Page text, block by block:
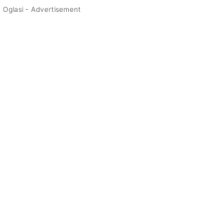
Oglasi - Advertisement